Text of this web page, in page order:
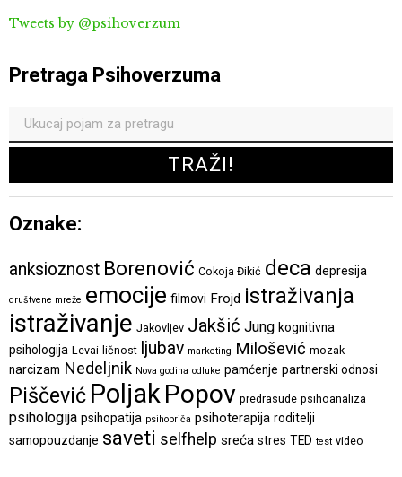
Tweets by @psihoverzum
Pretraga Psihoverzuma
Oznake:
anksioznost Borenović Cokoja Đikić deca depresija
društvene mreže emocije filmovi Frojd istraživanja
istraživanje Jakovljev Jakšić Jung kognitivna
psihologija Levai ličnost ljubav marketing Milošević mozak
narcizam Nedeljnik Nova godina odluke pamćenje partnerski odnosi
Piščević PoljakPopov predrasude psihoanaliza
psihologija psihopatija psihopriča psihoterapija roditelji
samopouzdanje saveti selfhelp sreća stres TED test video